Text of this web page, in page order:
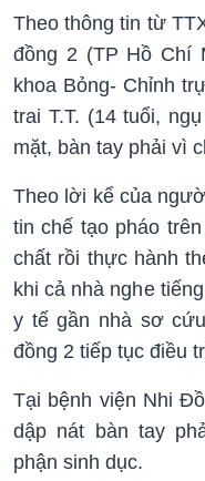
Theo thông tin từ
đồng 2 (TP Hồ Chí
khoa Bỏng- Chỉnh
trai T.T. (14 tuổi,
mặt, bàn tay phải vì
Theo lời kể của
tin chế tạo pháo
chất rồi thực hành
khi cả nhà nghe
y tế gần nhà sơ
đồng 2 tiếp tục điều
Tại bệnh viện Nhi
dập nát bàn tay
phận sinh dục.